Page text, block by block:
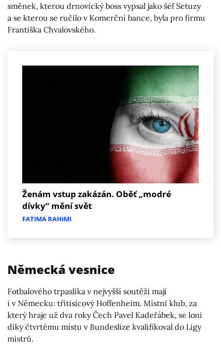
směnek, kterou drnovický boss vypsal jako šéf Setuzy
a se kterou se ručilo v Komerční bance, byla pro firmu
Františka Chvalovského.
Ženám vstup zakázán. Oběť „modré
dívky“ mění svět
FATIMA RAHIMI
Německá vesnice
Fotbalového trpaslíka v nejvyšší soutěži mají
i v Německu: třítisícový Hoffenheim. Místní klub, za
který hraje už dva roky Čech Pavel Kadeřábek, se loni
díky čtvrtému místu v Bundeslize kvalifikoval do Ligy
mistrů.